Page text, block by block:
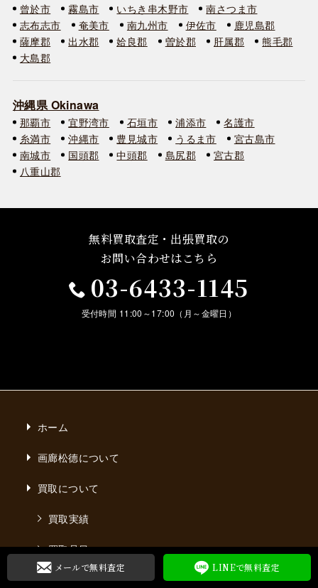
曾於市
霧島市 いちき串木野市
南さつま市
志布志市
奄美市 南九州市 伊佐市
鹿児島郡
薩摩郡
出水郡 姶良郡 曽於郡 肝属郡
熊毛郡
大島郡
沖縄県 Okinawa
那覇市 宜野湾市 石垣市 浦添市
名護市
糸満市
沖縄市 豊見城市 うるま市
宮古島市
南城市
国頭郡 中頭郡 島尻郡
宮古郡
八重山郡
無料買取査定・出張買取の
お問い合わせはこちら
03-6433-1145
受付時間 11:00～17:00（月～金曜日）
メールで無料査定 LINEで無料査定
ホーム
画廊松德について
買取について
買取実績
買取品目
買取エリア